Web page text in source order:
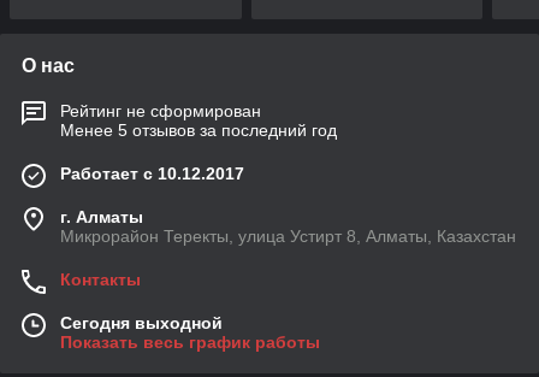
О нас
Рейтинг не сформирован
Менее 5 отзывов за последний год
Работает с 10.12.2017
г. Алматы
Микрорайон Теректы, улица Устирт 8, Алматы, Казахстан
Контакты
Сегодня выходной
Показать весь график работы